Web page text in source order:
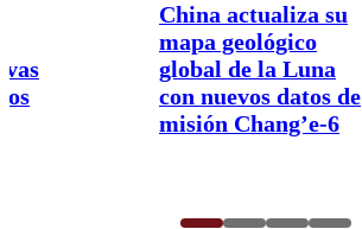
China actualiza su
mapa geológico
global de la Luna
con nuevos datos de
misión Chang’e-6